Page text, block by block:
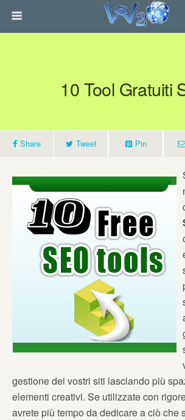
10 Tool Gratuiti
Share Tweet Pin
gestione dei vostri siti lasciando più
elementi creativi. Se utilizzate con
avrete più tempo da dedicare a ciò che